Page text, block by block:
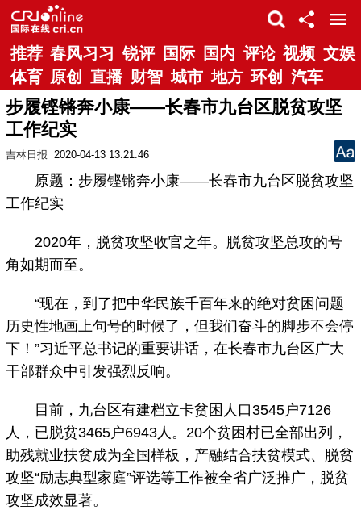
推荐 春风习习 锐评 国际 国内 评论 视频 文娱
体育 原创 直播 财智 城市 地方 环创 汽车
步履铿锵奔小康——长春市九台区脱贫攻坚
工作纪实
吉林日报 2020-04-13 13:21:46
原题：步履铿锵奔小康——长春市九台区脱贫攻坚
工作纪实
2020年，脱贫攻坚收官之年。脱贫攻坚总攻的号
角如期而至。
“现在，到了把中华民族千百年来的绝对贫困问题
历史性地画上句号的时候了，但我们奋斗的脚步不会停
下！”习近平总书记的重要讲话，在长春市九台区广大
干部群众中引发强烈反响。
目前，九台区有建档立卡贫困人口3545户7126
人，已脱贫3465户6943人。20个贫困村已全部出列，
助残就业扶贫成为全国样板，产融结合扶贫模式、脱贫
攻坚“励志典型家庭”评选等工作被全省广泛推广，脱贫
攻坚成效显著。